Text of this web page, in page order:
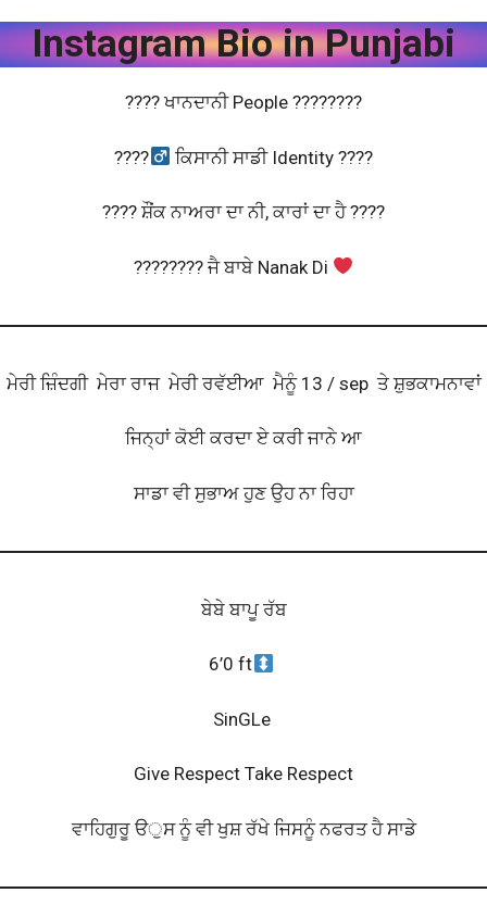
Instagram Bio in Punjabi
???? ਖਾਨਦਾਨੀ People ????????
????‍ ਕਿਸਾਨੀ ਸਾਡੀ Identity ????
???? ਸ਼ੌਂਕ ਨਾਅਰਾ ਦਾ ਨੀ, ਕਾਰਾਂ ਦਾ ਹੈ ????
???????? ਜੈ ਬਾਬੇ Nanak Di
ਮੇਰੀ ਜ਼ਿੰਦਗੀ ਮੇਰਾ ਰਾਜ ਮੇਰੀ ਰਵੱਈਆ ਮੈਨੂੰ 13 / sep ਤੇ ਸ਼ੁਭਕਾਮਨਾਵਾਂ
ਜਿਨ੍ਹਾਂ ਕੋਈ ਕਰਦਾ ਏ ਕਰੀ ਜਾਨੇ ਆ
ਸਾਡਾ ਵੀ ਸੁਭਾਅ ਹੁਣ ਉਹ ਨਾ ਰਿਹਾ
ਬੇਬੇ ਬਾਪੂ ਰੱਬ
6’0 ft
SinGLe
Give Respect Take Respect
ਵਾਹਿਗੁਰੂ ੳੁਸ ਨੂੰ ਵੀ ਖੁਸ਼ ਰੱਖੇ ਜਿਸਨੂੰ ਨਫਰਤ ਹੈ ਸਾਡੇ